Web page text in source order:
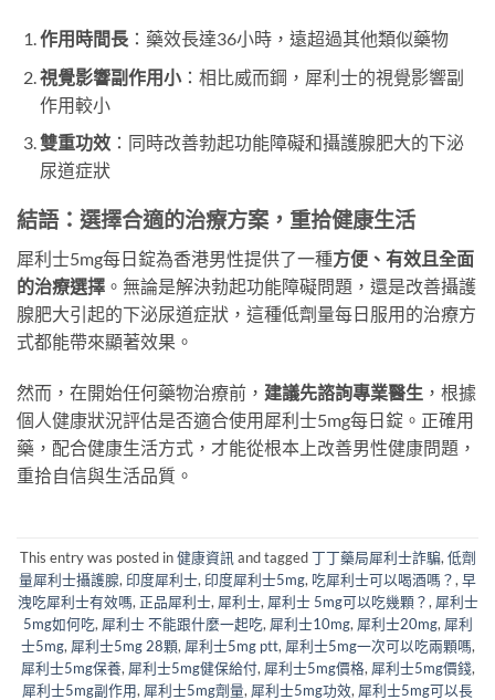
作用時間長：藥效長達36小時，遠超過其他類似藥物
視覺影響副作用小：相比威而鋼，犀利士的視覺影響副
作用較小
雙重功效：同時改善勃起功能障礙和攝護腺肥大的下泌
尿道症狀
結語：選擇合適的治療方案，重拾健康生活
犀利士5mg每日錠為香港男性提供了一種方便、有效且全面
的治療選擇 。無論是解決勃起功能障礙問題，還是改善攝護
腺肥大引起的下泌尿道症狀，這種低劑量每日服用的治療方
式都能帶來顯著效果。
然而，在開始任何藥物治療前， 建議先諮詢專業醫生 ，根據
個人健康狀況評估是否適合使用犀利士5mg每日錠。正確用
藥，配合健康生活方式，才能從根本上改善男性健康問題，
重拾自信與生活品質。
This entry was posted in健康資訊 and tagged丁丁藥局犀利士詐騙, 低劑
量犀利士攝護腺, 印度犀利士, 印度犀利士5mg, 吃犀利士可以喝酒嗎？, 早
洩吃犀利士有效嗎, 正品犀利士, 犀利士, 犀利士 5mg可以吃幾顆？, 犀利士
5mg如何吃, 犀利士 不能跟什麼一起吃, 犀利士10mg, 犀利士20mg, 犀利
士5mg, 犀利士5mg 28顆, 犀利士5mg ptt, 犀利士5mg一次可以吃兩顆嗎,
犀利士5mg保養, 犀利士5mg健保給付, 犀利士5mg價格, 犀利士5mg價錢,
犀利士5mg副作用, 犀利士5mg劑量, 犀利士5mg功效, 犀利士5mg可以長